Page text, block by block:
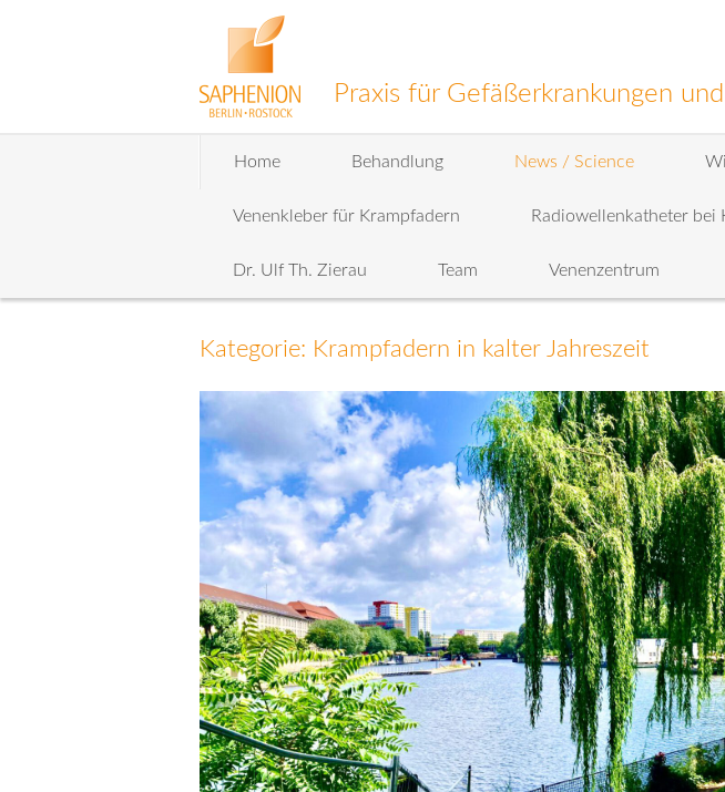
Praxis für Gefäßerkrankungen
Home Behandlung News / Science
Venenkleber für Krampfadern Radiowellenkatheter bei
Dr. Ulf Th. Zierau Team Venenzentrum
Kategorie: Krampfadern in kalter Jahreszeit